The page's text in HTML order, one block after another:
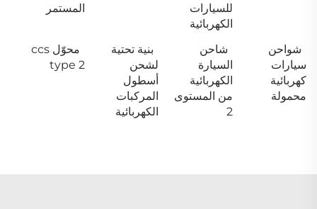
للسيارات
الكهربائية
المستمر
شواحن
سيارات
كهربائية
محمولة
شاحن
السيارة
الكهربائية
من المستوى
2
بنية تحتية
لشحن
أسطول
المركبات
الكهربائية
محوّل ccs
type 2